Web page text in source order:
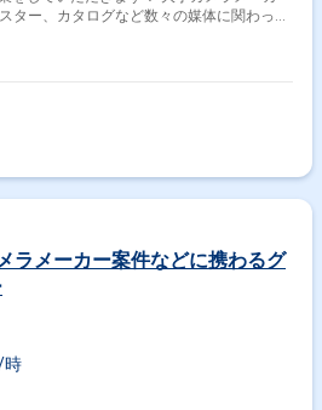
ター、カタログなど数々の媒体に関わって
デザインやWebデザインのレイアウト作
ラメーカー案件などに携わるグ
時